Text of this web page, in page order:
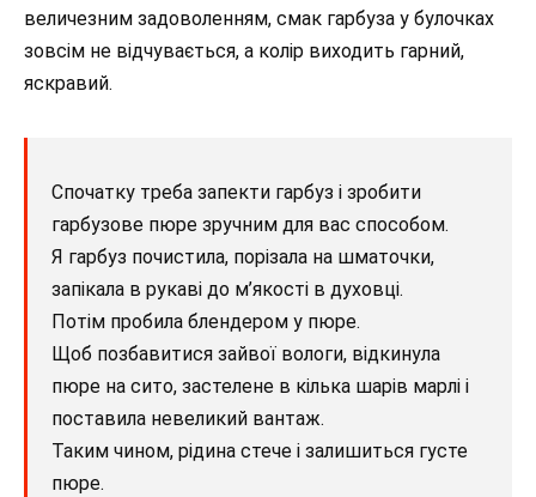
величезним задоволенням, смак гарбуза у булочках
зовсім не відчувається, а колір виходить гарний,
яскравий.
Спочатку треба запекти гарбуз і зробити
гарбузове пюре зручним для вас способом.
Я гарбуз почистила, порізала на шматочки,
запікала в рукаві до м’якості в духовці.
Потім пробила блендером у пюре.
Щоб позбавитися зайвої вологи, відкинула
пюре на сито, застелене в кілька шарів марлі і
поставила невеликий вантаж.
Таким чином, рідина стече і залишиться густе
пюре.